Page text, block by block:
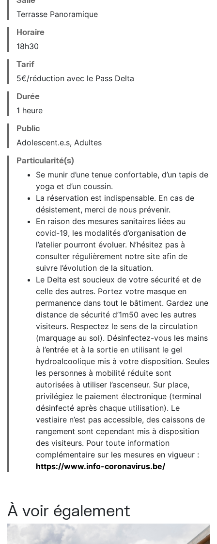
Terrasse Panoramique
Horaire
18h30
Tarif
5€/réduction avec le Pass Delta
Durée
1 heure
Public
Adolescent.e.s, Adultes
Particularité(s)
Se munir d’une tenue confortable, d’un tapis de
yoga et d’un coussin.
La réservation est indispensable. En cas de
désistement, merci de nous prévenir.
En raison des mesures sanitaires liées au
covid-19, les modalités d’organisation de
l’atelier pourront évoluer. N’hésitez pas à
consulter régulièrement notre site afin de
suivre l’évolution de la situation.
Le Delta est soucieux de votre sécurité et de
celle des autres. Portez votre masque en
permanence dans tout le bâtiment. Gardez une
distance de sécurité d’1m50 avec les autres
visiteurs. Respectez le sens de la circulation
(marquage au sol). Désinfectez-vous les mains
à l’entrée et à la sortie en utilisant le gel
hydroalcoolique mis à votre disposition. Seules
les personnes à mobilité réduite sont
autorisées à utiliser l’ascenseur. Sur place,
privilégiez le paiement électronique (terminal
désinfecté après chaque utilisation). Le
vestiaire n’est pas accessible, des caissons de
rangement sont cependant mis à disposition
des visiteurs. Pour toute information
complémentaire sur les mesures en vigueur :
https://www.info-coronavirus.be/
À voir également